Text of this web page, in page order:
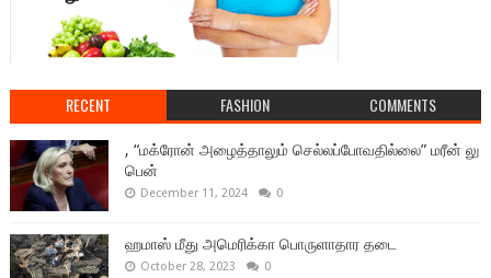
RECENT FASHION COMMENTS
, “மக்ரோன் அழைத்தாலும் செல்லப்போவதில்லை” மரீன் லு
பென்
December 11, 2024 0
ஹமாஸ் மீது அமெரிக்கா பொருளாதார தடை
October 28, 2023 0